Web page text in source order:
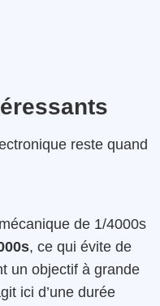
reste quand
de 1/4000s
, ce qui évite de
un objectif à grande
ici d’une durée